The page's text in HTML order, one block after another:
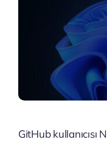
GitHub